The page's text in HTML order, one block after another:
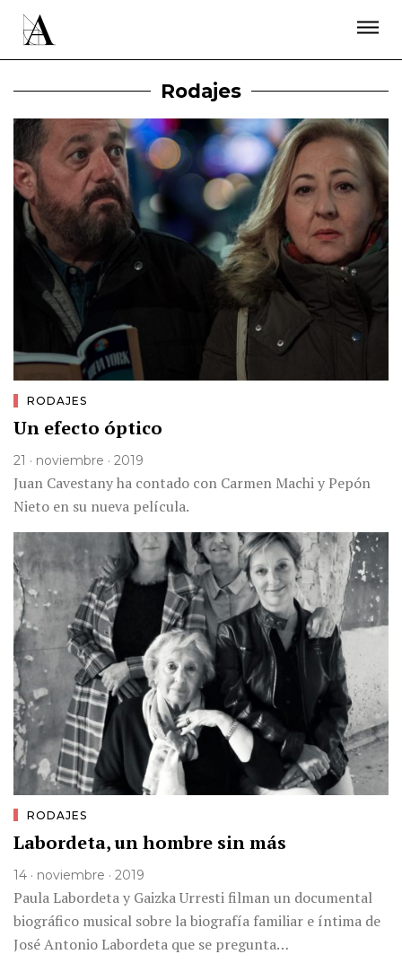
Rodajes
RODAJES
Un efecto óptico
21 · noviembre · 2019
Juan Cavestany ha contado con Carmen Machi y Pepón
Nieto en su nueva película.
RODAJES
Labordeta, un hombre sin más
14 · noviembre · 2019
Paula Labordeta y Gaizka Urresti filman un documental
biográfico musical sobre la biografía familiar e íntima de
José Antonio Labordeta que se pregunta…
ACTUALIDAD
ÚNETE A LA ACADEMIA DE CINE
PRENSA
NEWSLETTER